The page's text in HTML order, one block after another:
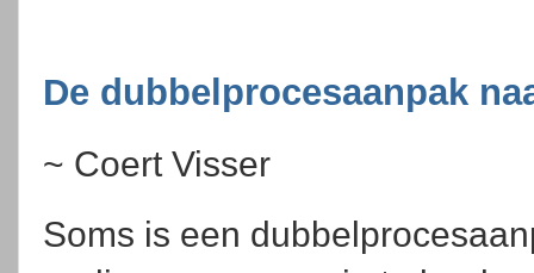
De dubbelprocesaanpak
~ Coert Visser
Soms is een